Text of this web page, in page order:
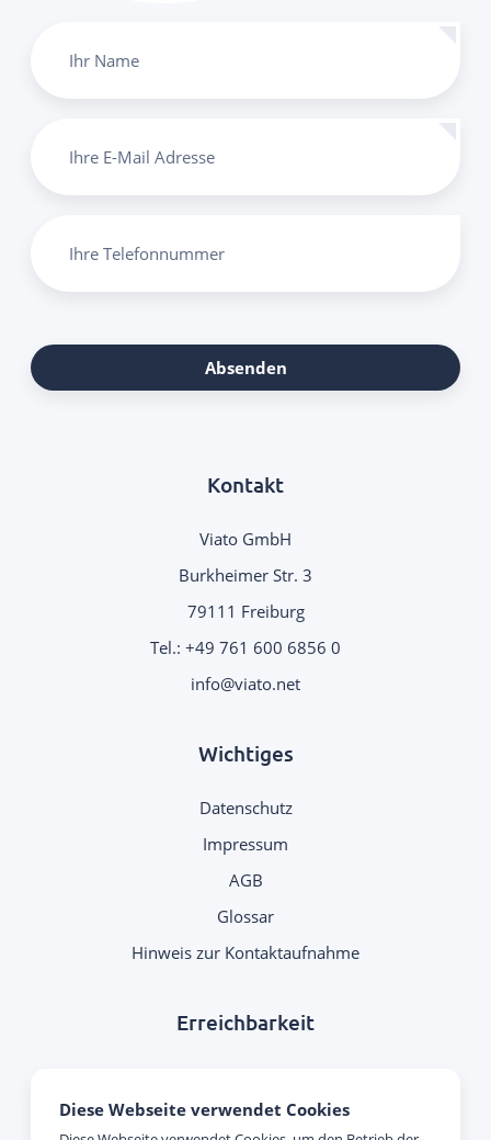
Diese Webseite verwendet Cookies
Kontakt
Viato GmbH
Burkheimer Str. 3
79111 Freiburg
Tel.: +49 761 600 6856 0
.
Wichtiges
Datenschutz
Impressum
AGB
Glossar
Hinweis zur Kontaktaufnahme
Erreichbarkeit
09:00 Uhr - 17:00 Uhr
Ihr Name
Ihre E-Mail Adresse
Ihre Telefonnummer
Absenden